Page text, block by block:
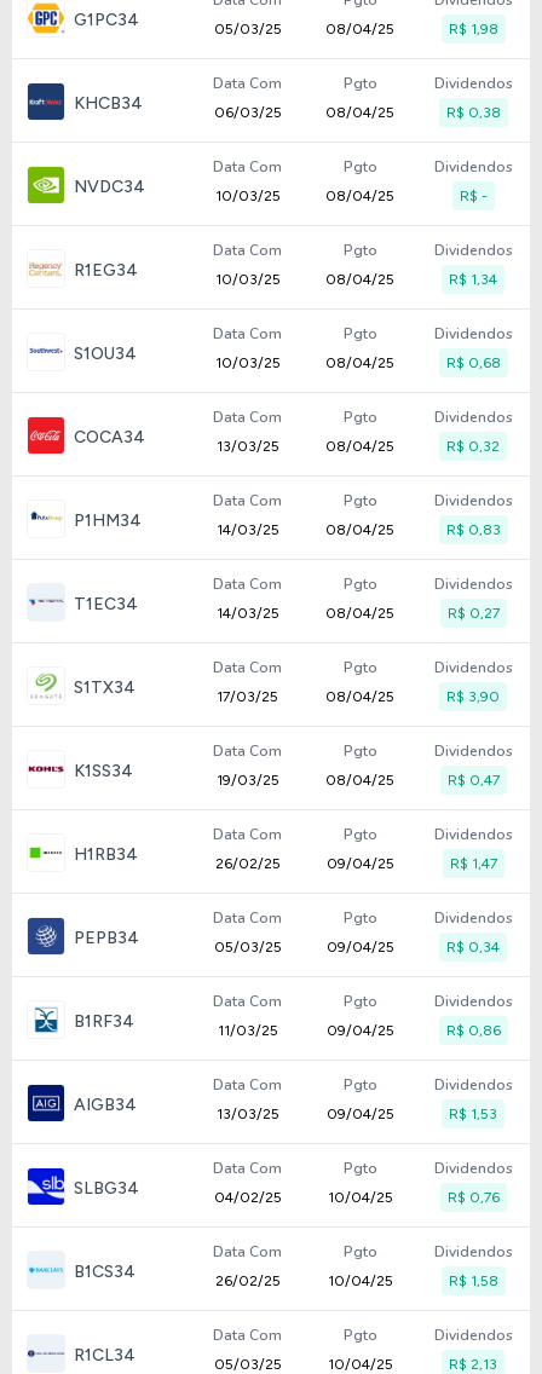
G1PC34 05/03/25 08/04/25 R$ 1,98
KHCB34
Data Com
06/03/25
Pgto
08/04/25
Dividendos
R$ 0,38
NVDC34
Data Com
10/03/25
Pgto
08/04/25
Dividendos
R$ -
R1EG34
Data Com
10/03/25
Pgto
08/04/25
Dividendos
R$ 1,34
S1OU34
Data Com
10/03/25
Pgto
08/04/25
Dividendos
R$ 0,68
COCA34
Data Com
13/03/25
Pgto
08/04/25
Dividendos
R$ 0,32
P1HM34
Data Com
14/03/25
Pgto
08/04/25
Dividendos
R$ 0,83
T1EC34
Data Com
14/03/25
Pgto
08/04/25
Dividendos
R$ 0,27
S1TX34
Data Com
17/03/25
Pgto
08/04/25
Dividendos
R$ 3,90
K1SS34
Data Com
19/03/25
Pgto
08/04/25
Dividendos
R$ 0,47
H1RB34
Data Com
26/02/25
Pgto
09/04/25
Dividendos
R$ 1,47
PEPB34
Data Com
05/03/25
Pgto
09/04/25
Dividendos
R$ 0,34
B1RF34
Data Com
11/03/25
Pgto
09/04/25
Dividendos
R$ 0,86
AIGB34
Data Com
13/03/25
Pgto
09/04/25
Dividendos
R$ 1,53
SLBG34
Data Com
04/02/25
Pgto
10/04/25
Dividendos
R$ 0,76
B1CS34
Data Com
26/02/25
Pgto
10/04/25
Dividendos
R$ 1,58
R1CL34
Data Com
05/03/25
Pgto
10/04/25
Dividendos
R$ 2,13